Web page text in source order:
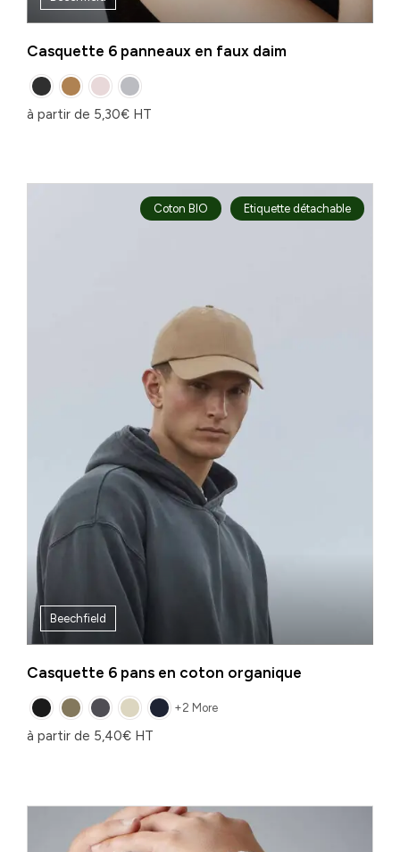
Casquette 6 panneaux en faux daim
à partir de 5,30€ HT
Coton BIO Etiquette détachable
Beechfield
Casquette 6 pans en coton organique
+2 More
à partir de 5,40€ HT